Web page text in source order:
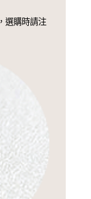
選購時請注